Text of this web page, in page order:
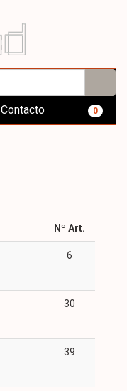
Contacto 0
Nº Art.
6
30
39